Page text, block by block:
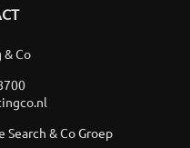
Co
& Co Groep